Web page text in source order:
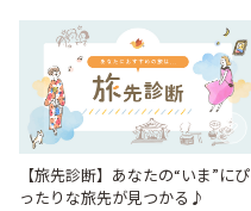
【旅先診断】あなたの“いま”にぴ
ったりな旅先が見つかる♪